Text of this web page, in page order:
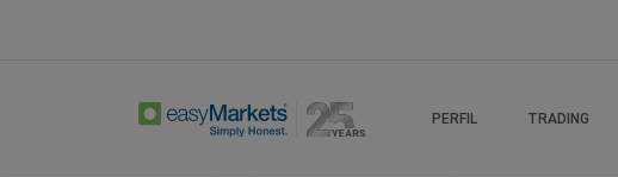
PERFIL TRADING